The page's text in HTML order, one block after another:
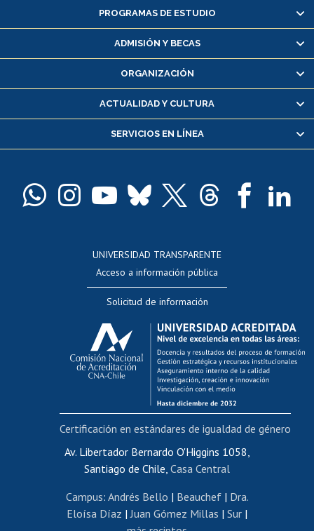
Alumnas/os y exalumnas/os
Matrícula en línea
Inscripción y cambio de asignaturas
Consulta y certificado de notas
Servicio médico y dental
Pago de arancel y crédito alumnos
Docentes
Evaluación docente
Calificación académica
Postulación al AUCAI
Funcionarias/os
Cursos internos de capacitación
Bienestar del personal
Portal de movilidad interna
Certificado de renta
Certificado de renta honorarios
Editar páginas blancas
PROGRAMAS DE ESTUDIO
ADMISIÓN Y BECAS
ORGANIZACIÓN
ACTUALIDAD Y CULTURA
SERVICIOS EN LÍNEA
UNIVERSIDAD TRANSPARENTE
Acceso a información pública
Solicitud de información
Av. Libertador Bernardo O'Higgins 1058,
Santiago de Chile, Casa Central
Campus: Andrés Bello | Beauchef| Dra.
Eloísa Díaz |Juan Gómez Millas | Sur |
Certificación en estándares de igualdad de género